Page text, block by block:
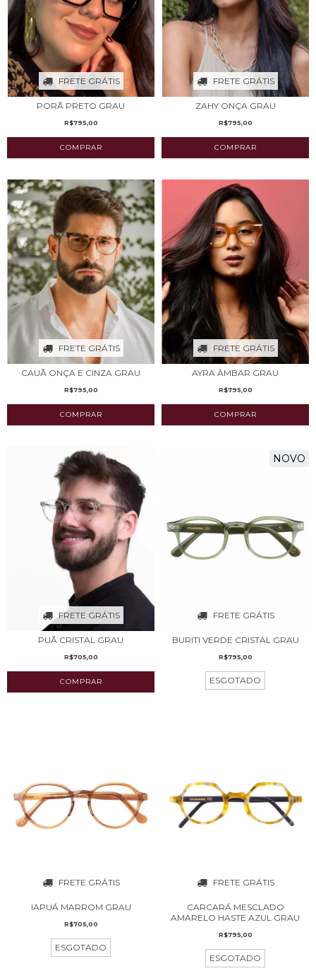
FRETE GRÁTIS
PORÃ PRETO GRAU
R$795,00
FRETE GRÁTIS
ZAHY ONÇA GRAU
R$795,00
FRETE GRÁTIS
CAUÃ ONÇA E CINZA GRAU
R$795,00
FRETE GRÁTIS
AYRA ÂMBAR GRAU
R$795,00
FRETE GRÁTIS
PUÃ CRISTAL GRAU
R$705,00
FRETE GRÁTIS
NOVO
BURITI VERDE CRISTAL GRAU
R$795,00
ESGOTADO
FRETE GRÁTIS
IAPUÁ MARROM GRAU
R$705,00
ESGOTADO
FRETE GRÁTIS
CARCARÁ MESCLADO
AMARELO HASTE AZUL GRAU
R$795,00
ESGOTADO